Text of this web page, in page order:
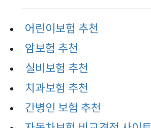
어린이보험 추천
암보험 추천
실비보험 추천
치과보험 추천
간병인 보험 추천